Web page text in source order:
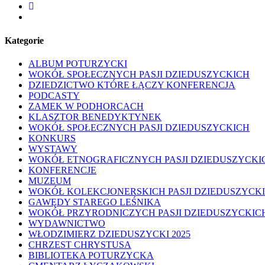
facebook
Kategorie
ALBUM POTURZYCKI
WOKÓŁ SPOŁECZNYCH PASJI DZIEDUSZYCKICH
DZIEDZICTWO KTÓRE ŁĄCZY KONFERENCJA
PODCASTY
ZAMEK W PODHORCACH
KLASZTOR BENEDYKTYNEK
WOKÓŁ SPOŁECZNYCH PASJI DZIEDUSZYCKICH
KONKURS
WYSTAWY
WOKÓŁ ETNOGRAFICZNYCH PASJI
KONFERENCJE
MUZEUM
WOKÓŁ KOLEKCJONERSKICH PASJI
GAWĘDY STAREGO LEŚNIKA
WOKÓŁ PRZYRODNICZYCH PASJI
WYDAWNICTWO
WŁODZIMIERZ DZIEDUSZYCKI 2025
CHRZEST CHRYSTUSA
BIBLIOTEKA POTURZYCKA